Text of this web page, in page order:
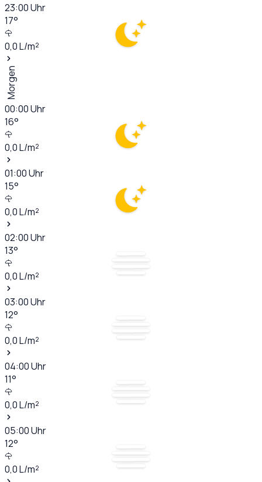
23:00Uhr
17°
0,0L/m²
Morgen
00:00Uhr
16°
0,0L/m²
01:00Uhr
15°
0,0L/m²
02:00Uhr
13°
0,0L/m²
03:00Uhr
12°
0,0L/m²
04:00Uhr
11°
0,0L/m²
05:00Uhr
12°
0,0L/m²